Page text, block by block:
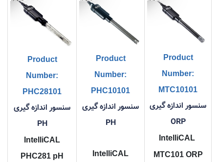
Product
Number:
MTC10101
سنسور اندازه گیری
ORP
IntelliCAL
MTC101 ORP
Product
Number:
PHC10101
سنسور اندازه گیری
PH
IntelliCAL
Product
Number:
PHC28101
سنسور اندازه گیری
PH
IntelliCAL
PHC281 pH